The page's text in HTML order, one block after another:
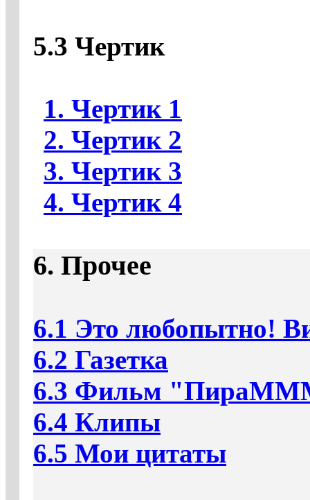
5.3 Чертик
1. Чертик 1
2. Чертик 2
3. Чертик 3
4. Чертик 4
6. Прочее
6.1 Это любопытно!
6.2 Газетка
6.3 Фильм
6.4 Клипы
6.5 Мои цитаты